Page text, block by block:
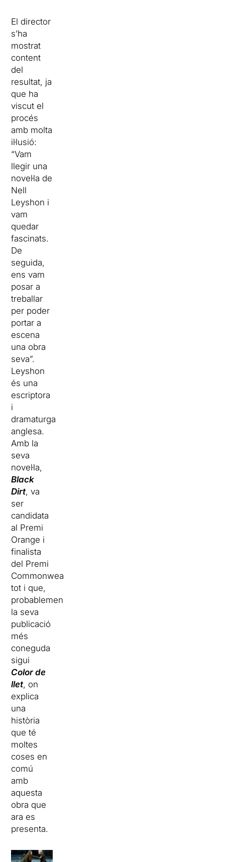
El director
s’ha
mostrat
content
del
resultat, ja
que ha
viscut el
procés
amb molta
il·lusió:
“Vam
llegir una
novel·la de
Nell
Leyshon i
vam
quedar
fascinats.
De
seguida,
ens vam
posar a
treballar
per poder
portar a
escena
una obra
seva”.
Leyshon
és una
escriptora
i
dramaturga
anglesa.
Amb la
seva
novel·la,
Black
Dirt, va
ser
candidata
al Premi
Orange i
finalista
del Premi
Commonwealth,
tot i que,
probablemente,
la seva
publicació
més
coneguda
sigui
Color de
llet, on
explica
una
història
que té
moltes
coses en
comú
amb
aquesta
obra que
ara es
presenta.